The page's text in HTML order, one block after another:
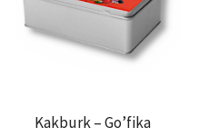
Kakburk – Go’fika